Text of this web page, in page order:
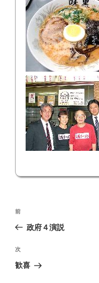
投
ビ
ゲ
前
の
稿
前
政府４演説
次
の
次
歓喜